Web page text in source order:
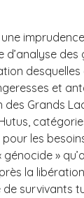
d’analyse
et
Grands
les
»
la
survivants